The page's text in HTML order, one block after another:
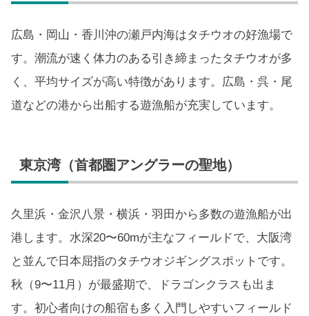
広島・岡山・香川沖の瀬戸内海はタチウオの好漁場で
す。潮流が速く体力のある引き締まったタチウオが多
く、平均サイズが高い特徴があります。広島・呉・尾
道などの港から出船する遊漁船が充実しています。
東京湾（首都圏アングラーの聖地）
久里浜・金沢八景・横浜・羽田から多数の遊漁船が出
港します。水深20〜60mが主なフィールドで、大阪湾
と並んで日本屈指のタチウオジギングスポットです。
秋（9〜11月）が最盛期で、ドラゴンクラスも出ま
す。初心者向けの船宿も多く入門しやすいフィールド